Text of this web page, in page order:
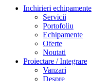
Inchirieri echipamente
Servicii
Portofoliu
Echipamente
Oferte
Noutati
Proiectare / Integrare
Vanzari
Despre